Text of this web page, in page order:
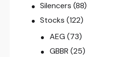
Silencers (88)
Stocks (122)
AEG (73)
GBBR (25)